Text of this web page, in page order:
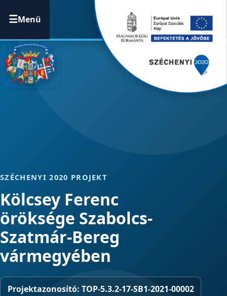
Menü
SZÉCHENYI 2020 PROJEKT
Kölcsey Ferenc
öröksége Szabolcs-
Szatmár-Bereg
vármegyében
Projektazonosító: TOP-5.3.2-17-SB1-2021-00002